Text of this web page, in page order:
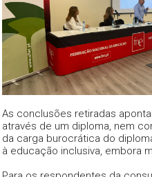
As conclusões retiradas
através de um diploma, nem
da carga burocrática do
à educação inclusiva, embora